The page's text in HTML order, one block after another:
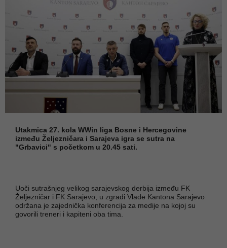
Utakmica 27. kola WWin liga Bosne i Hercegovine
između Željezničara i Sarajeva igra se sutra na
"Grbavici" s početkom u 20.45 sati.
Uoči sutrašnjeg velikog sarajevskog derbija između FK
Željezničar i FK Sarajevo, u zgradi Vlade Kantona Sarajevo
održana je zajednička konferencija za medije na kojoj su
govorili treneri i kapiteni oba tima.